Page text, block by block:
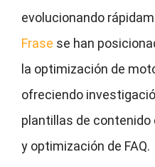
evolucionando
Frase se han
la optimización de
ofreciendo
plantillas de
y optimización de FAQ.